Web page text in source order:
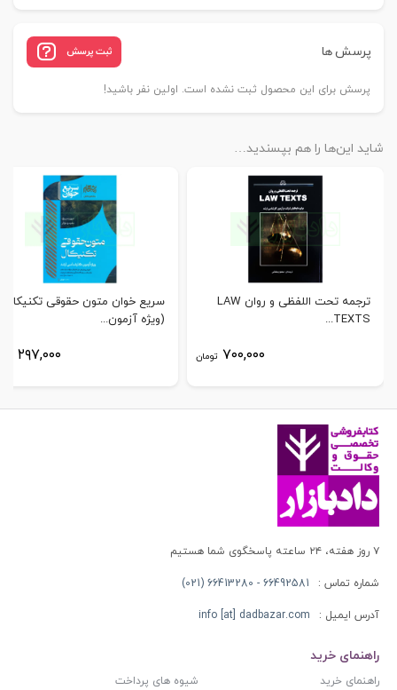
پرسش ها ثبت پرسش
پرسش برای این محصول ثبت نشده است. اولین نفر باشید!
شاید این‌ها را هم بپسندید…
ترجمه تحت اللفظی و روان LAW
TEXTS...
۷۰۰,۰۰۰ تومان
سریع خوان متون حقوقی تکنیکال
(ویژه آزمون...
۲۹۷,۰۰۰
۷ روز هفته، ۲۴ ساعته پاسخگوی شما هستیم
شماره تماس : 66492581 - 66413280 (021)
آدرس ایمیل : info [at] dadbazar.com
راهنمای خرید
راهنمای خرید
شیوه های پرداخت